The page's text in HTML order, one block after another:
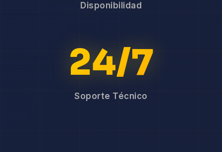
Disponibilidad
24/7
Soporte Técnico